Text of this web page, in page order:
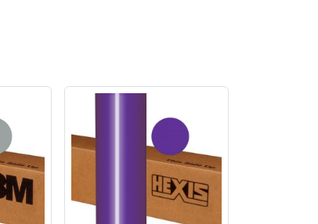
50 per scritte
per qualsiasi tipo di applicazione